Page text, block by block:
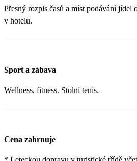
Přesný rozpis časů a míst podávání
v hotelu.
Sport a zábava
Wellness, fitness. Stolní tenis.
Cena zahrnuje